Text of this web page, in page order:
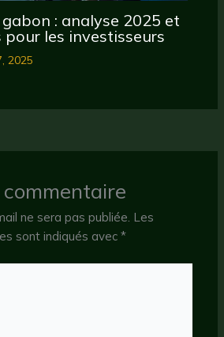
: analyse 2025 et
les investisseurs
2025
ne sera pas publiée. Les
sont indiqués avec*